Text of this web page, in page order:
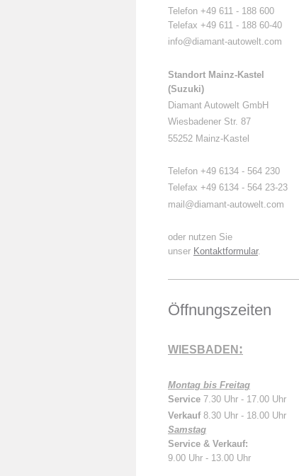
Telefon +49 611 - 188 600
Telefax +49 611 - 188 60-40
info@diamant-autowelt.com
Standort Mainz-Kastel
(Suzuki)
Diamant Autowelt GmbH
Wiesbadener Str. 87
55252 Mainz-Kastel
Telefon +49 6134 - 564 230
Telefax +49 6134 - 564 23-23
mail@diamant-autowelt.com
oder nutzen Sie
unser Kontaktformular.
Öffnungszeiten
WIESBADEN :
Montag bis Freitag
Service 7.30 Uhr - 17.00 Uhr
Verkauf8.30 Uhr - 18.00 Uhr
Samstag
Service & Verkauf:
9.00 Uhr - 13.00 Uhr